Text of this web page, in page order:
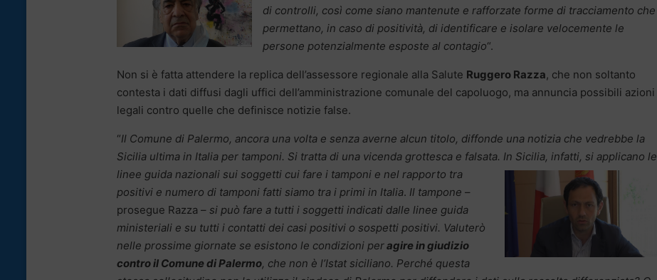
di controlli, così come siano mantenute e rafforzate forme di tracciamento che
permettano, in caso di positività, di identificare e isolare velocemente le
persone potenzialmente esposte al contagio“.
Non si è fatta attendere la replica dell’assessore regionale alla Salute Ruggero Razza, che non soltanto
contesta i dati diffusi dagli uffici dell’amministrazione comunale del capoluogo, ma annuncia possibili azioni
legali contro quelle che definisce notizie false.
“Il Comune di Palermo, ancora una volta e senza averne alcun titolo, diffonde una notizia che vedrebbe la
Sicilia ultima in Italia per tamponi. Si tratta di una vicenda grottesca e falsata. In Sicilia, infatti, si applicano le
linee guida nazionali sui soggetti cui fare i tamponi e nel rapporto tra
positivi e numero di tamponi fatti siamo tra i primi in Italia. Il tampone –
prosegue Razza – si può fare a tutti i soggetti indicati dalle linee guida
ministeriali e su tutti i contatti dei casi positivi o sospetti positivi. Valuterò
nelle prossime giornate se esistono le condizioni peragire in giudizio
contro il Comune di Palermo, che non è l’Istat siciliano. Perché questa